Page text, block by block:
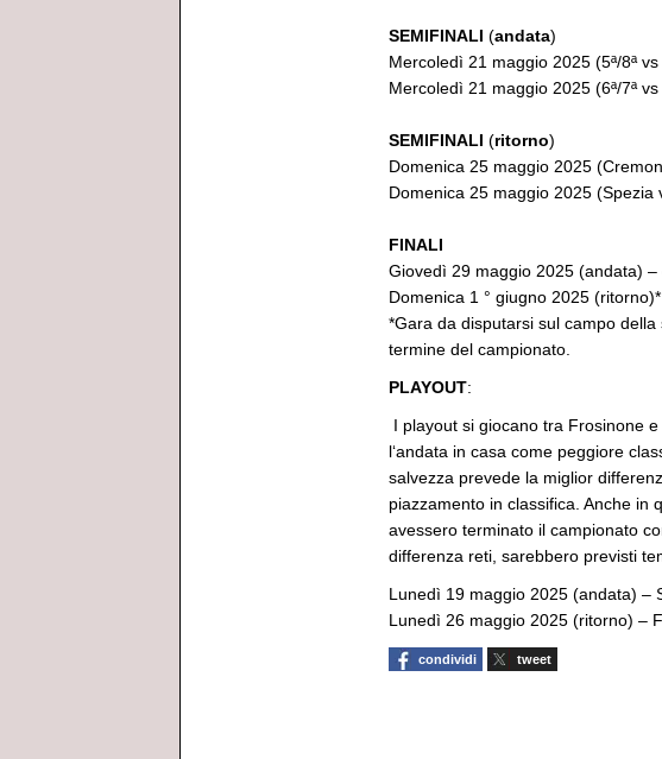
SEMIFINALI (andata)
Mercoledì 21 maggio 2025 (5ª/8ª
Mercoledì 21 maggio 2025 (6ª/7ª
SEMIFINALI (ritorno)
Domenica 25 maggio 2025
Domenica 25 maggio 2025 (Spezia
FINALI
Giovedì 29 maggio 2025 (andata) –
Domenica 1 ° giugno 2025
*Gara da disputarsi sul campo
termine del campionato.
PLAYOUT:
I playout si giocano tra Frosinone
l‘andata in casa come peggiore
salvezza prevede la miglior
piazzamento in classifica. Anche in
avessero terminato il campionato
differenza reti, sarebbero previsti
Lunedì 19 maggio 2025 (andata) –
Lunedì 26 maggio 2025 (ritorno) –
condividi tweet